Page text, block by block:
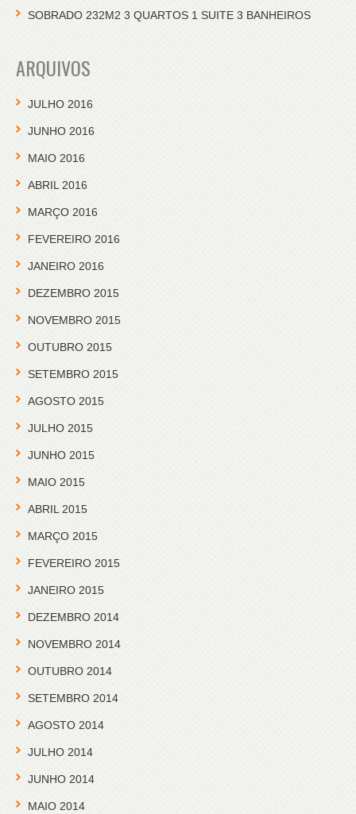
SOBRADO 232M2 3 QUARTOS 1 SUITE 3 BANHEIROS
ARQUIVOS
JULHO 2016
JUNHO 2016
MAIO 2016
ABRIL 2016
MARÇO 2016
FEVEREIRO 2016
JANEIRO 2016
DEZEMBRO 2015
NOVEMBRO 2015
OUTUBRO 2015
SETEMBRO 2015
AGOSTO 2015
JULHO 2015
JUNHO 2015
MAIO 2015
ABRIL 2015
MARÇO 2015
FEVEREIRO 2015
JANEIRO 2015
DEZEMBRO 2014
NOVEMBRO 2014
OUTUBRO 2014
SETEMBRO 2014
AGOSTO 2014
JULHO 2014
JUNHO 2014
MAIO 2014